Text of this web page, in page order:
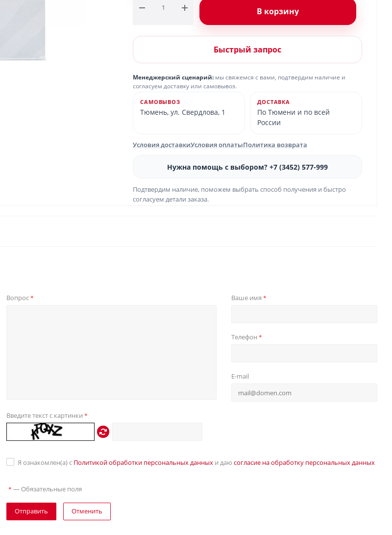
В корзину
Быстрый запрос
Менеджерский сценарий: мы свяжемся с вами, подтвердим наличие и
согласуем доставку или самовывоз.
САМОВЫВОЗ
Тюмень, ул. Свердлова, 1
ДОСТАВКА
По Тюмени и по всей
России
Условия доставкиУсловия оплатыПолитика возврата
Нужна помощь с выбором? +7 (3452) 577-999
Подтвердим наличие, поможем выбрать способ получения и быстро
согласуем детали заказа.
Вопрос* Ваше имя *
Телефон *
E-mail
Введите текст с картинки *
Я ознакомлен(а) с Политикой обработки персональных данныхи даю согласие на обработку персональных данных
* — Обязательные поля
Отправить Отменить